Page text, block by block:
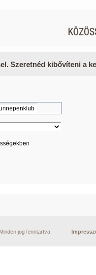
Szeretnéd kibővíteni a
jog fenntartva.